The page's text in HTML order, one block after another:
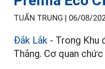
TUẤN TRUNG | 06/08/
Đắk Lắk - Trong Khu
Thắng. Cơ quan